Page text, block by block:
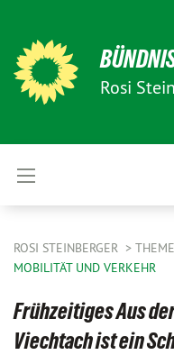
Rosi
ROSI STEINBERGER
MOBILITÄT UND VERKEHR
Frühzeitiges Aus
Viechtach ist ein